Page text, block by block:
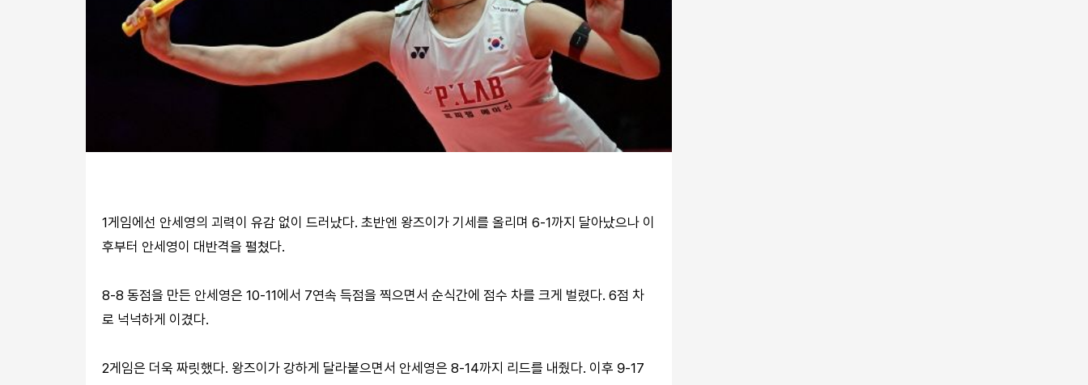
1게임에선 안세영의 괴력이 유감 없이 드러났다. 초반엔 왕즈이가 기세를 올리며 6-1까지 달아났으나 이
후부터 안세영이 대반격을 펼쳤다.
8-8 동점을 만든 안세영은 10-11에서 7연속 득점을 찍으면서 순식간에 점수 차를 크게 벌렸다. 6점 차
로 넉넉하게 이겼다.
2게임은 더욱 짜릿했다. 왕즈이가 강하게 달라붙으면서 안세영은 8-14까지 리드를 내줬다. 이후 9-17